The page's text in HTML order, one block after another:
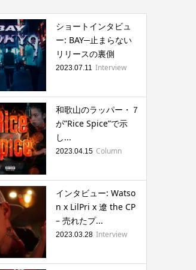
ショートインタビュ
ー: BAY─止まらない
リリースの裏側
2023.07.11 Interview
和歌山のラッパー・７
が”Rice Spice”で示
し...
2023.04.15 Column
インタビュー: Watso
n x LilPri x 遼 the CP
– 売れたプ...
2023.03.28 Interview